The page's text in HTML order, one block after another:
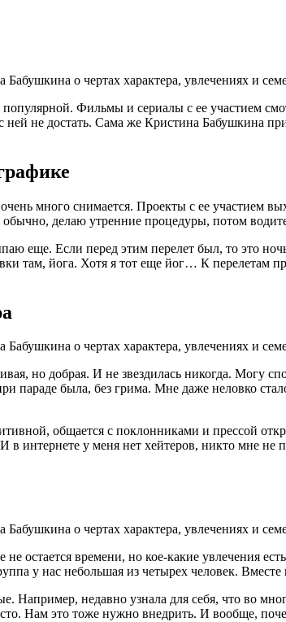
Фильмы и сериалы с ее участием
не достать. Сама же Кристина Бабушкина
много снимается. Проекты с ее участием
делаю утренние процедуры, потом
еще. Если перед этим перелет был, то это
там, йога. Хотя я тот еще йог… К перелетам
но добрая. И не звездилась никогда.
параде была, без грима. Мне даже неловко
общается с поклонниками и прессой
в интернете у меня нет хейтеров, никто мне
не остается времени, но кое-какие увлечения
у нас небольшая из четырех человек.
Например, недавно узнала для себя, что во
Нам это тоже нужно внедрить. И вообще,